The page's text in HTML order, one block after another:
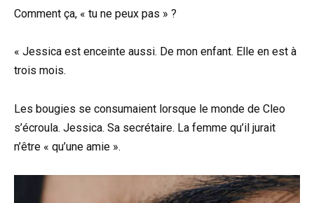
Comment ça, « tu ne peux pas » ?
« Jessica est enceinte aussi. De mon enfant. Elle en est à
trois mois.
Les bougies se consumaient lorsque le monde de Cleo
s’écroula. Jessica. Sa secrétaire. La femme qu’il jurait
n’être « qu’une amie ».